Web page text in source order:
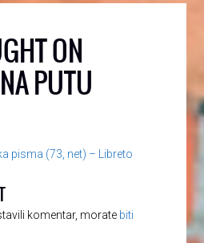
ON
PUTU
pisma (73, net) – Libreto
komentar, morate biti